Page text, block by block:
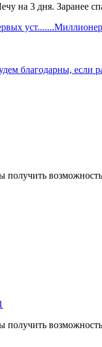
на 3 дня. Заранее
благодарны, если
получить
получить